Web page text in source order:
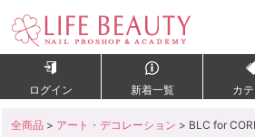
ログイン 新着一覧 カ
全商品 > アート・デコレーション > BLC for